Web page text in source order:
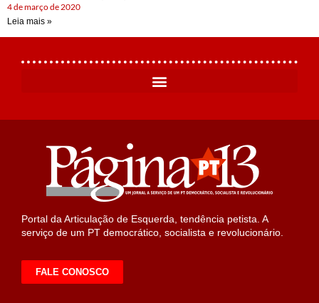
4 de março de 2020
Leia mais »
Portal da Articulação de Esquerda, tendência petista. A
serviço de um PT democrático, socialista e revolucionário.
FALE CONOSCO